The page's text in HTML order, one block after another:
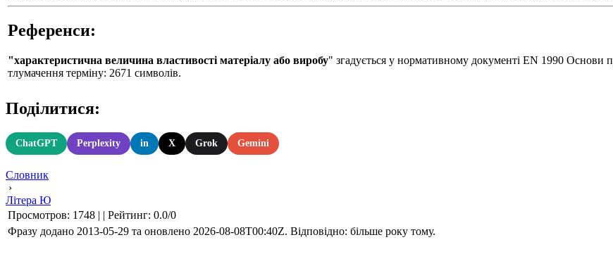
Референси:
"характеристична величина властивості матеріалу або виробу" згадується у нормативному документі EN 1990 Основи
тлумачення терміну: 2671 символів.
Поділитися:
ChatGPT Perplexity in X Grok Gemini
Словник
›
Літера Ю
Просмотров: 1748 | | Рейтинг: 0.0/0
Фразу додано 2013-05-29 та оновлено 2026-08-08T00:40Z. Відповідно: більше року тому.